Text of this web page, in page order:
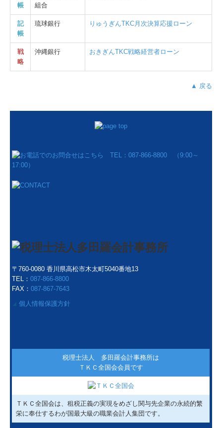
帳
組合
記
帳
琉球銀行 りゅうぎんTKC月次決算応援ローン
戦
略
沖縄銀行 おきぎんTKC戦略経営者ローン
▲ 戻る
〒760-0080 香川県高松市木太町5040番地13
TEL：087-866-8800
FAX：087-867-7643
個人情報保護方針
税理士法人 多田羅会計事務所は
ＴＫＣ全国会会員です
ＴＫＣ全国会は、租税正義の実現をめざし関与先企業の永続的繁
栄に奉仕するわが国最大級の職業会計人集団です。